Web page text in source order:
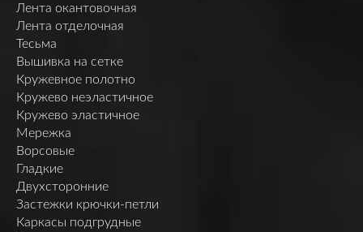
Лента окантовочная
Лента отделочная
Тесьма
Вышивка на сетке
Кружевное полотно
Кружево неэластичное
Кружево эластичное
Мережка
Ворсовые
Гладкие
Двухсторонние
Застежки крючки-петли
Каркасы подгрудные